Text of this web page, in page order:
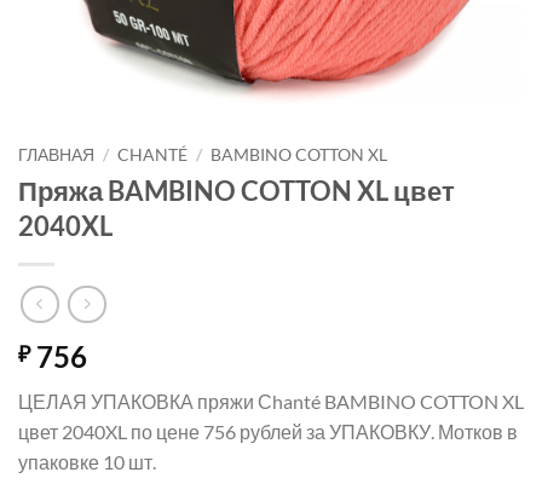
ГЛАВНАЯ / CHANTÉ / BAMBINO COTTON XL
Пряжа BAMBINO COTTON XL цвет
2040XL
₽756
ЦЕЛАЯ УПАКОВКА пряжи Сhanté BAMBINO COTTON XL
цвет 2040XL по цене 756 рублей за УПАКОВКУ. Мотков в
упаковке 10 шт.